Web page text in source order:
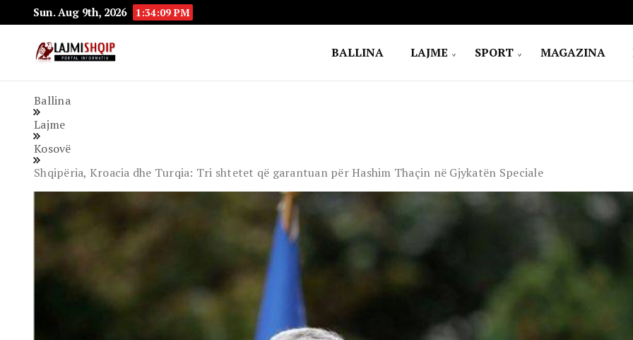
Sun. Aug 9th, 2026 1:34:10 PM
BALLINA LAJME SPORT MAGAZINA
Ballina
Lajme
Kosovë
Shqipëria, Kroacia dhe Turqia: Tri shtetet që garantuan për Hashim Thaçin në Gjykatën Speciale